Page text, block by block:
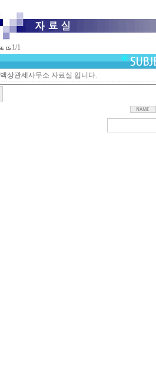
1/1
백상관세사무소 자료실 입니다.